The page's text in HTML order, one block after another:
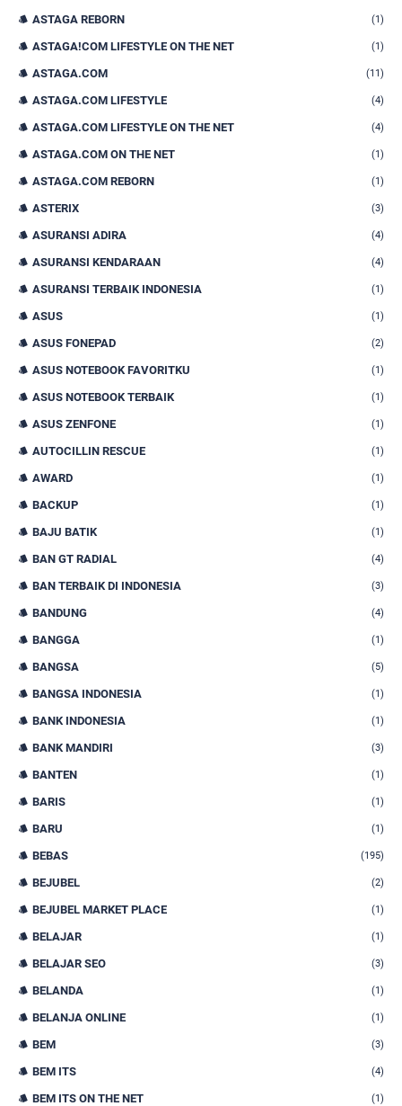
ASTAGA REBORN (1)
ASTAGA!COM LIFESTYLE ON THE NET (1)
ASTAGA.COM (11)
ASTAGA.COM LIFESTYLE (4)
ASTAGA.COM LIFESTYLE ON THE NET (4)
ASTAGA.COM ON THE NET (1)
ASTAGA.COM REBORN (1)
ASTERIX (3)
ASURANSI ADIRA (4)
ASURANSI KENDARAAN (4)
ASURANSI TERBAIK INDONESIA (1)
ASUS (1)
ASUS FONEPAD (2)
ASUS NOTEBOOK FAVORITKU (1)
ASUS NOTEBOOK TERBAIK (1)
ASUS ZENFONE (1)
AUTOCILLIN RESCUE (1)
AWARD (1)
BACKUP (1)
BAJU BATIK (1)
BAN GT RADIAL (4)
BAN TERBAIK DI INDONESIA (3)
BANDUNG (4)
BANGGA (1)
BANGSA (5)
BANGSA INDONESIA (1)
BANK INDONESIA (1)
BANK MANDIRI (3)
BANTEN (1)
BARIS (1)
BARU (1)
BEBAS (195)
BEJUBEL (2)
BEJUBEL MARKET PLACE (1)
BELAJAR (1)
BELAJAR SEO (3)
BELANDA (1)
BELANJA ONLINE (1)
BEM (3)
BEM ITS (4)
BEM ITS ON THE NET (1)